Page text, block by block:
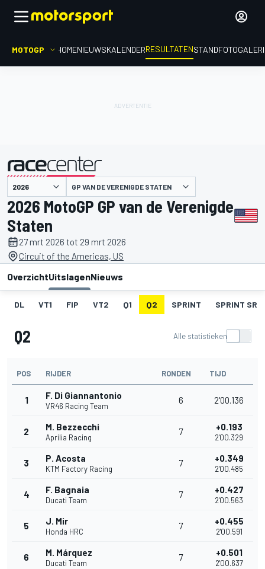
MOTOGP HOMENIEUWSKALENDERRESULTATENSTAND
gepresenteerd door GP VAN DE VERENIGDE STATEN
2026 MotoGP GP van de Verenigde
Staten
27 mrt 2026 tot 29 mrt 2026
Circuit of the Americas, US
OverzichtUitslagenNieuws
DL VT1 FIP VT2 Q1 Q2 SPRINT SPRINT SR
Q2 Alle statistieken
POS RIJDER RONDEN TIJD
1 F. Di Giannantonio
VR46 Racing Team
6 2'00.136
2 M. Bezzecchi
Aprilia Racing
7 +0.193
2'00.329
3 P. Acosta
KTM Factory Racing
7 +0.349
2'00.485
4 F. Bagnaia
Ducati Team
7 +0.427
2'00.563
5 J. Mir
Honda HRC
7 +0.455
2'00.591
6 M. Márquez
Ducati Team
7 +0.501
2'00.637